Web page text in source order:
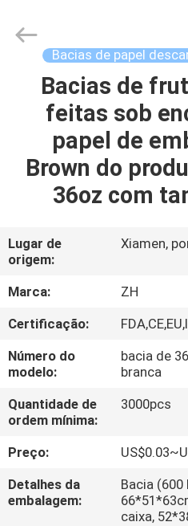
CASA
PRODUTOS
SOBRE
EXCURSÃO
DA
FÁBRICA
CONTROLE
DA
QUALIDADE
CONTACTE-
NOS
Environmental
Protection
Technology
Bacias de papel
Bacias de
feitas sob
papel de
Brown do
36oz com
Lugar de
origem:
Xiamen,
Marca:
ZH
Certificação:
Número do
modelo:
bacia de
branca
Quantidade de
ordem mínima:
3000pcs
Preço:
Detalhes da
embalagem:
Bacia (600
caixa,